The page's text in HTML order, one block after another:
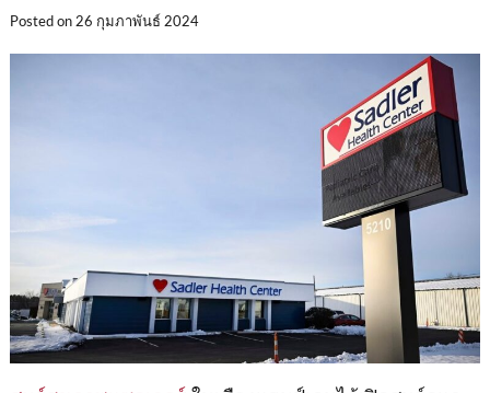
Posted on 26 กุมภาพันธ์ 2024